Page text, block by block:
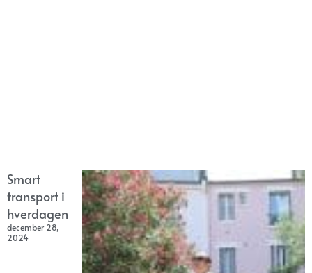
Smart
transport i
hverdagen
december 28,
2024